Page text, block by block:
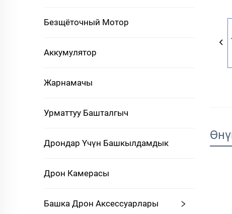
Безщёточный Мотор
Аккумулятор
Жарнамачы
Урматтуу Башталгыч
Дрондар Үчүн Башкылдамдык
Дрон Камерасы
Башка Дрон Аксессуарлары